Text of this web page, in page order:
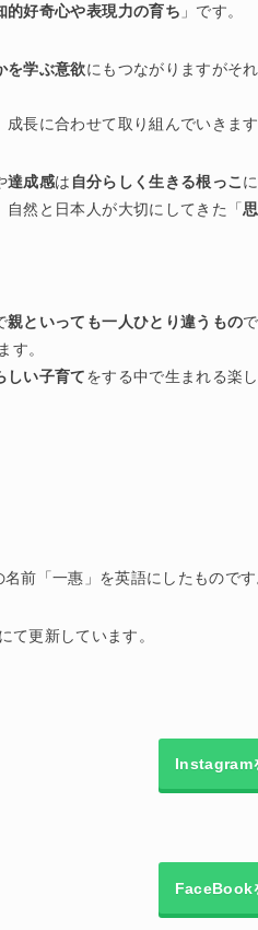
的好奇心や表現力の育ち 」です。
を学ぶ意欲にもつながりますがそ
長に合わせて取り組んでいきます
達成感は 自分らしく生きる根っこ
自然と日本人が大切にしてきた「
親といっても一人ひとり違うもの
す。
しい子育てをする中で生まれる楽
前「一惠」を英語にしたものです
更新しています。
Instagram
FaceBook